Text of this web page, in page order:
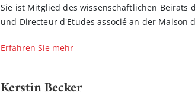
Sie ist Mitglied des wissenschaftlichen Beirats
und Directeur d'Etudes associé an der Maison
Erfahren Sie mehr